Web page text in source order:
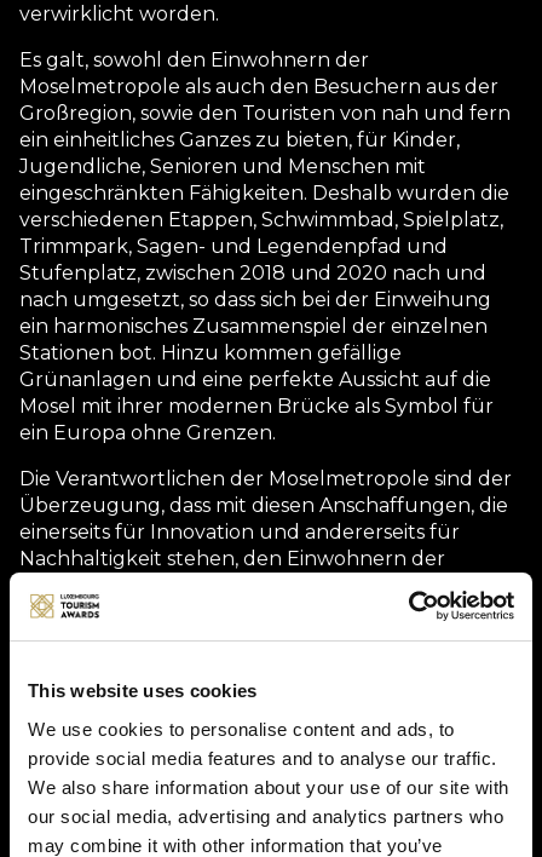
This website uses cookies
We use cookies to personalise content and ads, to
provide social media features and to analyse our traffic.
We also share information about your use of our site with
our social media, advertising and analytics partners who
may combine it with other information that you’ve
verwirklicht worden.
Es galt, sowohl den Einwohnern der
Moselmetropole als auch den Besuchern aus der
Großregion, sowie den Touristen von nah und fern
ein einheitliches Ganzes zu bieten, für Kinder,
Jugendliche, Senioren und Menschen mit
eingeschränkten Fähigkeiten. Deshalb wurden die
verschiedenen Etappen, Schwimmbad, Spielplatz,
Trimmpark, Sagen- und Legendenpfad und
Stufenplatz, zwischen 2018 und 2020 nach und
nach umgesetzt, so dass sich bei der Einweihung
ein harmonisches Zusammenspiel der einzelnen
Stationen bot. Hinzu kommen gefällige
Grünanlagen und eine perfekte Aussicht auf die
Mosel mit ihrer modernen Brücke als Symbol für
ein Europa ohne Grenzen.
Die Verantwortlichen der Moselmetropole sind der
Überzeugung, dass mit diesen Anschaffungen, die
einerseits für Innovation und andererseits für
Nachhaltigkeit stehen, den Einwohnern der
umliegenden Gemeinden, auch jenseits der
Grenze, und schlussendlich dem Tourismus im
berechtigtem Stolz. Und es ermutigt sie, weiter zu
investieren, denn nur so erhält und verbessert man
die Lebensqualität in einem schönen Städtchen, in
dem die Einwohner und die Gäste den „Miseler Way
of Life“ nicht nur spüren sondern voll und ganz
genießen sollen.